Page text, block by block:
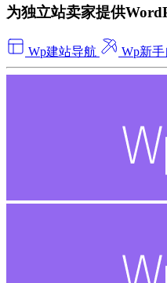
为独立站卖家提供
Wp建站导航 Wp新